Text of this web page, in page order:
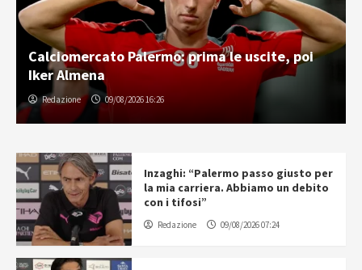
Calciomercato Palermo: prima le uscite, poi
Iker Almena
Redazione 09/08/2026 16:26
Inzaghi: “Palermo passo giusto per
la mia carriera. Abbiamo un debito
con i tifosi”
Redazione 09/08/2026 07:24